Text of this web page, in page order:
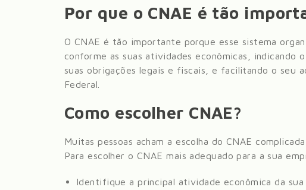
Por que o CNAE é tão
O CNAE é tão importante porque esse sistema
conforme as suas atividades econômicas, indicando
suas obrigações legais e fiscais, e facilitando o seu
Federal.
Como escolher CNAE?
Muitas pessoas acham a escolha do CNAE
Para escolher o CNAE mais adequado para a sua
Identifique a principal atividade econômica da sua